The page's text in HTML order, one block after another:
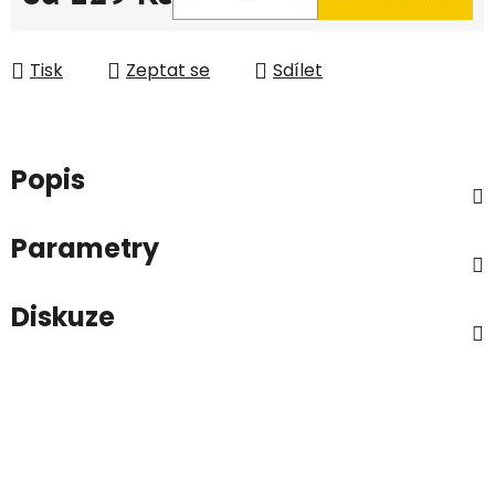
Tisk Zeptat se Sdílet
Popis
Parametry
Diskuze